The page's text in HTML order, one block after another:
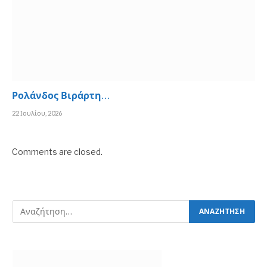
Ρολάνδος Βιράρτη…
22 Ιουλίου, 2026
Comments are closed.